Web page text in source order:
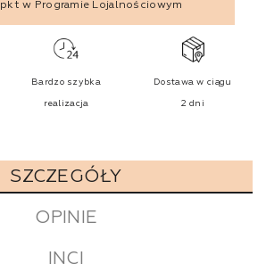
pkt w Programie Lojalnościowym
Bardzo szybka
realizacja
Dostawa w ciągu
2 dni
SZCZEGÓŁY
OPINIE
INCI